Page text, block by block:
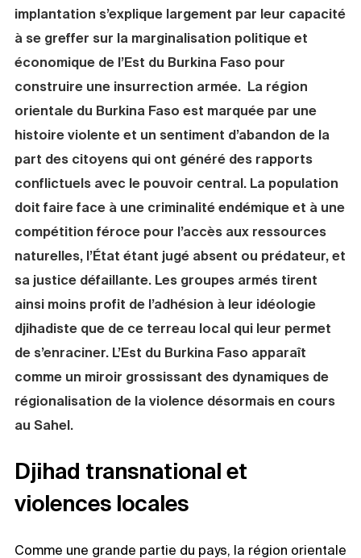
implantation s’explique largement par leur capacité
à se greffer sur la marginalisation politique et
économique de l’Est du Burkina Faso pour
construire une insurrection armée. La région
orientale du Burkina Faso est marquée par une
histoire violente et un sentiment d’abandon de la
part des citoyens qui ont généré des rapports
conflictuels avec le pouvoir central. La population
doit faire face à une criminalité endémique et à une
compétition féroce pour l’accès aux ressources
naturelles, l’État étant jugé absent ou prédateur, et
sa justice défaillante. Les groupes armés tirent
ainsi moins profit de l’adhésion à leur idéologie
djihadiste que de ce terreau local qui leur permet
de s’enraciner. L’Est du Burkina Faso apparaît
comme un miroir grossissant des dynamiques de
régionalisation de la violence désormais en cours
au Sahel.
Djihad transnational et
violences locales
Comme une grande partie du pays, la région orientale